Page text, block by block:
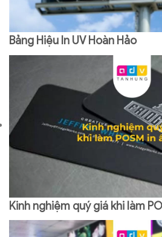
Bảng Hiệu In UV Hoàn Hảo
Kinh nghiệm quý giá khi làm